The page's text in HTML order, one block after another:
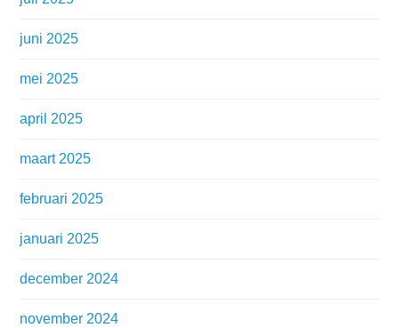
juni 2025
mei 2025
april 2025
maart 2025
februari 2025
januari 2025
december 2024
november 2024